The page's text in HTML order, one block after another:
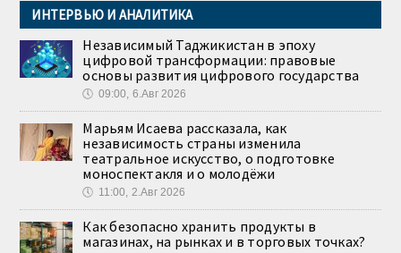
ИНТЕРВЬЮ И АНАЛИТИКА
Независимый Таджикистан в эпоху
цифровой трансформации: правовые
основы развития цифрового государства
🕔 09:00, 6.Авг 2026
Марьям Исаева рассказала, как
независимость страны изменила
театральное искусство, о подготовке
моноспектакля и о молодёжи
🕔 11:00, 2.Авг 2026
Как безопасно хранить продукты в
магазинах, на рынках и в торговых точках?